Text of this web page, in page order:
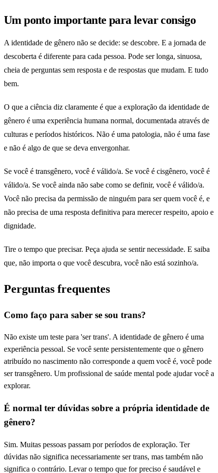
Um ponto importante para levar consigo
A identidade de gênero não se decide: se descobre. E a jornada de
descoberta é diferente para cada pessoa. Pode ser longa, sinuosa,
cheia de perguntas sem resposta e de respostas que mudam. E tudo
bem.
O que a ciência diz claramente é que a exploração da identidade de
gênero é uma experiência humana normal, documentada através de
culturas e períodos históricos. Não é uma patologia, não é uma fase
e não é algo de que se deva envergonhar.
Se você é transgênero, você é válido/a. Se você é cisgênero, você é
válido/a. Se você ainda não sabe como se definir, você é válido/a.
Você não precisa da permissão de ninguém para ser quem você é, e
não precisa de uma resposta definitiva para merecer respeito, apoio e
dignidade.
Tire o tempo que precisar. Peça ajuda se sentir necessidade. E saiba
que, não importa o que você descubra, você não está sozinho/a.
Perguntas frequentes
Como faço para saber se sou trans?
Não existe um teste para 'ser trans'. A identidade de gênero é uma
experiência pessoal. Se você sente persistentemente que o gênero
atribuído no nascimento não corresponde a quem você é, você pode
ser transgênero. Um profissional de saúde mental pode ajudar você a
explorar.
É normal ter dúvidas sobre a própria identidade de
gênero?
Sim. Muitas pessoas passam por períodos de exploração. Ter
dúvidas não significa necessariamente ser trans, mas também não
significa o contrário. Levar o tempo que for preciso é saudável e